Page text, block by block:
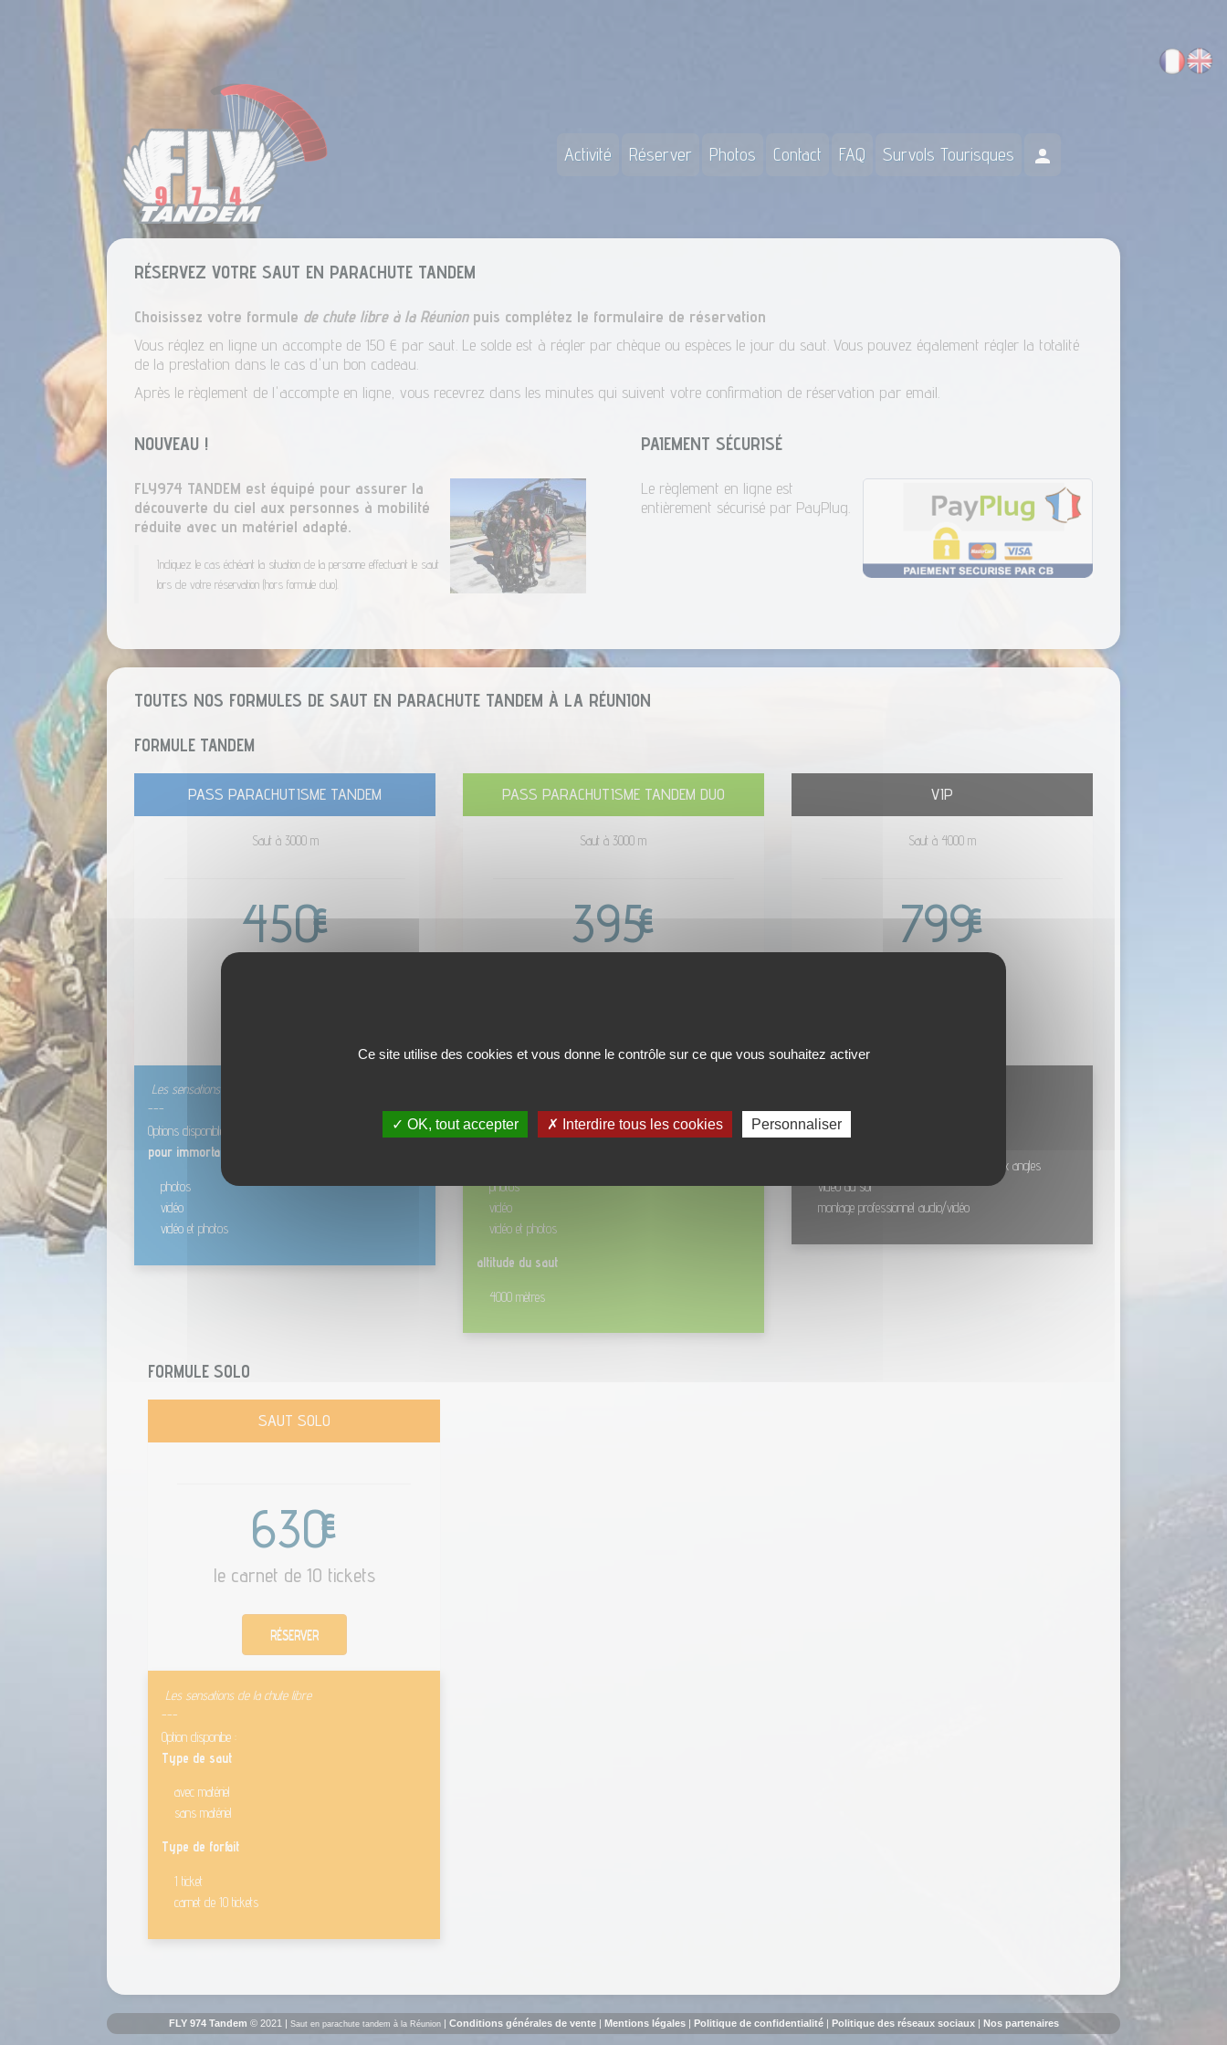
Activité(current)
Réserver(current)
Photos (current)
Contact(current)
FAQ(current)
Survols Tourisques (current)
RÉSERVEZ VOTRE SAUT EN PARACHUTE TANDEM
Choisissez votre formule de chute libre à la Réunionpuis complétez le formulaire de réservation
Vous réglez en ligne un accompte de 150 € par saut. Le solde est à régler par chèque ou espèces le jour du saut. Vous pouvez également régler la totalité
de la prestation dans le cas d'un bon cadeau.
Après le règlement de l'accompte en ligne, vous recevrez dans les minutes qui suivent votre confirmation de réservation par email.
NOUVEAU !
FLY974 TANDEM est équipé pour assurer la
découverte du ciel aux personnes à mobilité
réduite avec un matériel adapté.
Indiquez le cas échéant la situation de la personne effectuant le saut
lors de votre réservation (hors formule duo).
PAIEMENT SÉCURISÉ
Le règlement en ligne est
entièrement sécurisé par PayPlug.
TOUTES NOS FORMULES DESAUT EN PARACHUTE TANDEM À LA RÉUNION
FORMULE TANDEM
PASS PARACHUTISME TANDEM
Saut à 3000 m
450€
Les sensations de la chute libre
---
Options disponible :
pour immortaliser l’intégralité de votre expérience
photos
vidéo
vidéo et photos
PASS PARACHUTISME TANDEM DUO
Saut à 3000 m
395€
---
Options disponible :
photos
vidéo
vidéo et photos
altitude du saut
4000 mètres
VIP
Saut à 4000 m
799€
---
Options incluses :
vidéo et photos de la chute libre sous deux angles
vidéo au sol
montage professionnel audio/vidéo
FORMULE SOLO
SAUT SOLO
630€
le carnet de 10 tickets
RÉSERVER
Les sensations de la chute libre
---
Option disponibe :
Type de saut
avec matériel
sans matériel
Type de forfait
1 ticket
carnet de 10 tickets
FLY 974 Tandem © 2021 | Saut en parachute tandem à la Réunion| Conditions générales de vente Mentions légales Politique de confidentialité Politique des réseaux sociaux Nos partenaires
Ce site utilise des cookies et vous donne le contrôle sur ce que vous souhaitez activer
✓ OK, tout accepter ✗ Interdire tous les cookies Personnaliser